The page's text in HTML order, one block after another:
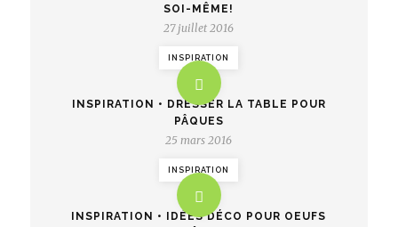
SOI-MÊME!
27 juillet 2016
INSPIRATION
INSPIRATION • DRESSER LA TABLE POUR
PÂQUES
25 mars 2016
INSPIRATION
INSPIRATION • IDÉES DÉCO POUR OEUFS